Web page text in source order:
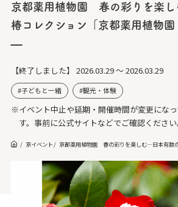
京都薬用植物園 春の彩りを楽
椿コレクション「京都薬用植物園
—
【終了しました】 2026.03.29 ～ 2026.03.29
子どもと一緒 観光・体験
※イベント中止や延期・開催時間が変更にな
す。事前に公式サイトなどでご確認ください
京イベント 京都薬用植物園 春の彩りを楽しむ—日本有数